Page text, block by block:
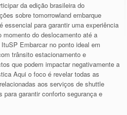
da edição brasileira do
sobre tomorrowland embarque
essencial para garantir uma experiência
momento do deslocamento até a
Embarcar no ponto ideal em
trânsito estacionamento e
que podem impactar negativamente a
Aqui o foco é revelar todas as
aos serviços de shuttle
para garantir conforto segurança e